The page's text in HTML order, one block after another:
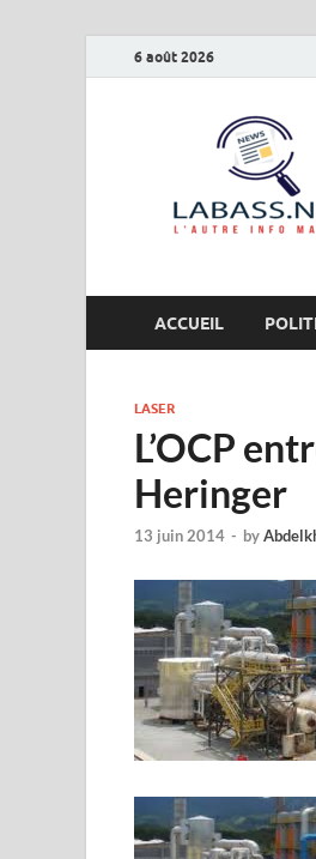
6 août 2026
ACCUEIL
LASER
L’OCP
Heringer
13 juin 2014 - by